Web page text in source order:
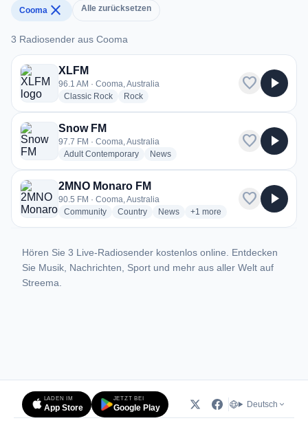
Cooma close Alle zurücksetzen
3 Radiosender aus Cooma
3 Radiosender aus Cooma
XLFM
96.1 AM · Cooma, Australia
Classic Rockradio stations
Rockradio stations
favorite play_arrow
Snow FM
97.7 FM · Cooma, Australia
Adult Contemporaryradio stations
Newsradio stations
favorite play_arrow
2MNO Monaro FM
90.5 FM · Cooma, Australia
Communityradio stations
Countryradio stations
Newsradio stations
+1 more genres for 2MNO
more
favorite play_arrow
Hören Sie 3 Live-Radiosender kostenlos online. Entdecken
Sie Musik, Nachrichten, Sport und mehr aus aller Welt auf
Streema.
LADEN IM
App Store
JETZT BEI
Google Play Deutsch